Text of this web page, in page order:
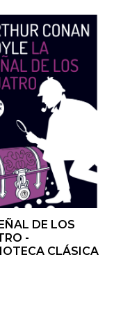
DE LOS
-
CLÁSICA